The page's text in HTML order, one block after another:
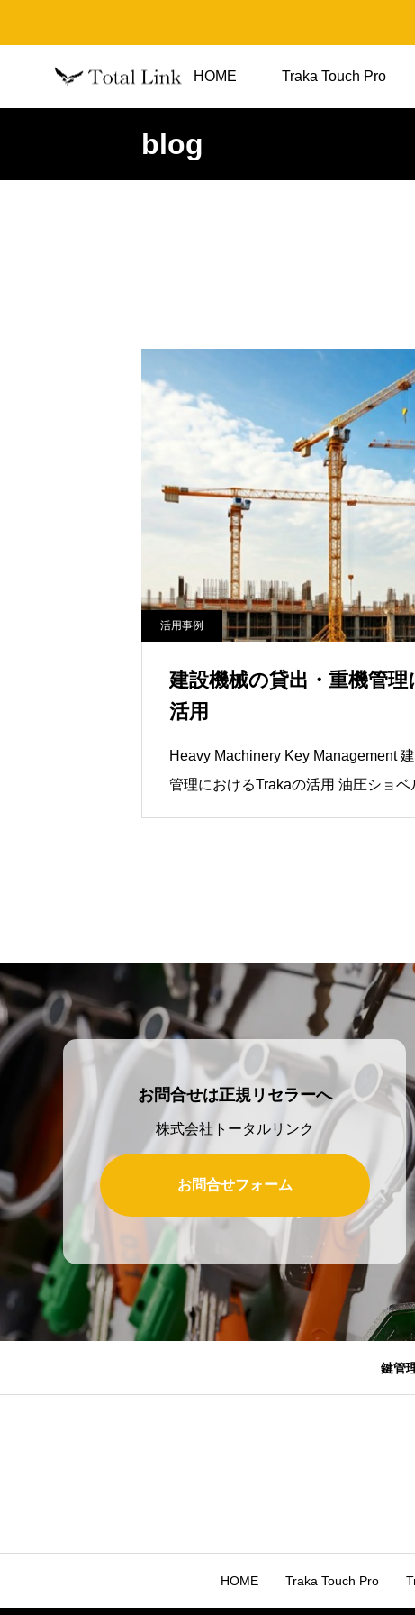
HOME Traka Touch Pro
blog
活用事例
建設機械の貸出・重機管
活用
Heavy Machinery Key Management 建設機械の貸し出し・重機
管理におけるTrakaの活用 油圧ショベル、フォークリフト、高
お問合せは正規リセラーへ
株式会社トータルリンク
お問合せフォーム
鍵管
HOME Traka Touch Pro